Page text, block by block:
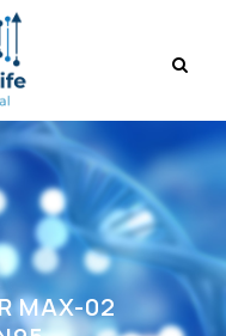
MAX-02